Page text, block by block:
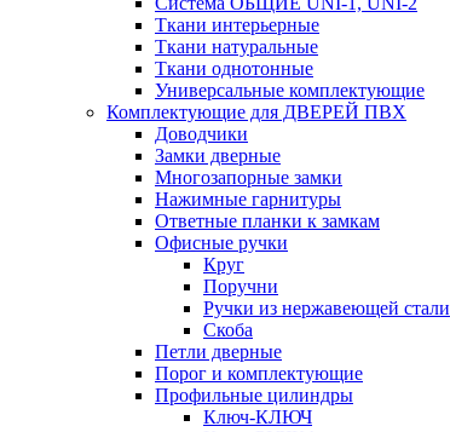
Ткани интерьерные
Ткани натуральные
Ткани однотонные
Универсальные комплектующие
Комплектующие для ДВЕРЕЙ ПВХ
Доводчики
Замки дверные
Многозапорные замки
Нажимные гарнитуры
Ответные планки к замкам
Офисные ручки
Круг
Поручни
Ручки из нержавеющей стали
Скоба
Петли дверные
Порог и комплектующие
Профильные цилиндры
Ключ-КЛЮЧ